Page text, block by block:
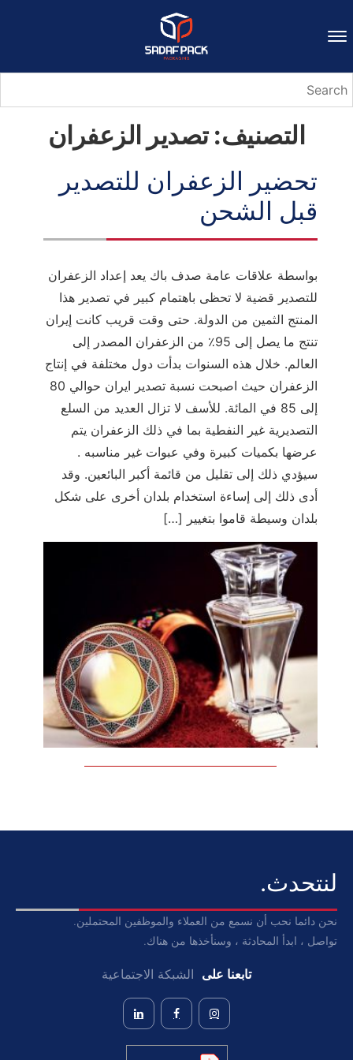
التصنيف:تصدير الزعفران
تحضير الزعفران للتصدير
قبل الشحن
بواسطة علاقات عامة صدف باك يعد إعداد الزعفران
للتصدير قضية لا تحظى باهتمام كبير في تصدير هذا
المنتج الثمين من الدولة. حتى وقت قريب كانت إيران
تنتج ما يصل إلى 95٪ من الزعفران المصدر إلى
العالم. خلال هذه السنوات بدأت دول مختلفة في إنتاج
الزعفران حيث اصبحت نسبة تصدير ايران حوالي 80
إلى 85 في المائة. للأسف لا تزال العديد من السلع
التصديرية غير النفطية بما في ذلك الزعفران يتم
عرضها بكميات كبيرة وفي عبوات غير مناسبه .
سيؤدي ذلك إلى تقليل من قائمة أكبر البائعين. وقد
أدى ذلك إلى إساءة استخدام بلدان أخرى على شكل
بلدان وسيطة قاموا بتغيير […]
لنتحدث.
نحن دائما نحب أن نسمع من العملاء والموظفين المحتملين.
تواصل ، ابدأ المحادثة ، وسنأخذها من هناك.
تابعنا على الشبكة الاجتماعية